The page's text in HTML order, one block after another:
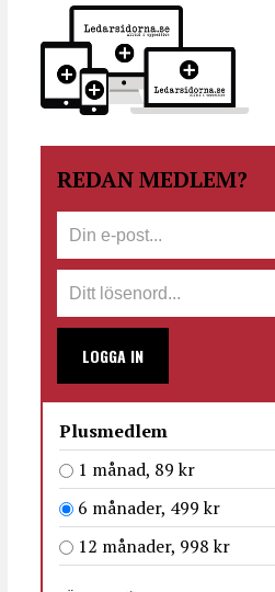
REDAN MEDLEM?
LOGGA IN
Plusmedlem
1 månad, 89 kr
6 månader, 499 kr
12 månader, 998 kr